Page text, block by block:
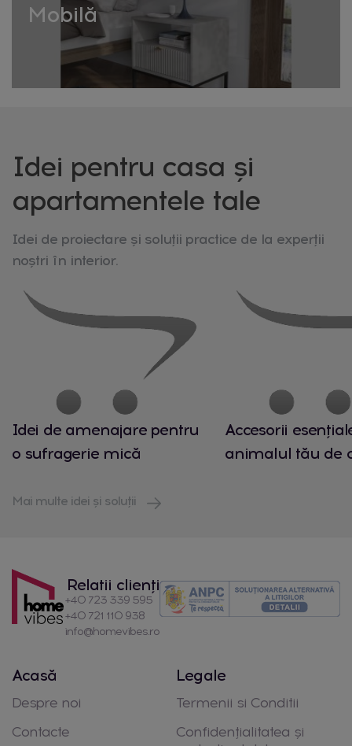
Deși adesea asociate cu sărbătorile de iarnă, ghirlandele
de lumini LED sunt din ce în ce mai populare ca element
decorativ permanent, folosite pe tot parcursul anului
pentru a crea o atmosferă caldă și primitoare în
dormitor sau living.
Mobilă
Idei pentru casa și
apartamentele tale
Idei de proiectare și soluții practice de la experții
noștri în interior.
Idei de amenajare pentru
o sufragerie mică
Accesorii
animalul tău de
Mai multe idei și soluții
Relatii clienți
+40 723 339 595
+40 721 110 938
info@homevibes.ro
Acasă
Despre noi
Contacte
Legale
Termenii si Conditii
Confidențialitatea și